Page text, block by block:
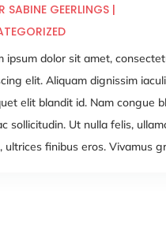
SABINE GEERLINGS|
ipsum dolor sit amet,
elit. Aliquam dignissim
elit blandit id. Nam congue
sollicitudin. Ut nulla felis,
ultrices finibus eros. Vivamus